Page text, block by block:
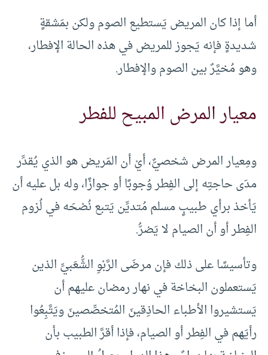
أما إذا كان المريض يَستطيع الصوم ولكن بمَشقةٍ
شديدةٍ فإنه يَجوز للمريض في هذه الحالة الإفطار،
وهو مُخيَّرٌ بين الصوم والإفطار.
معيار المرض المبيح للفطر
ومِعيار المرض شخصيٌّ، أيْ أن المَريض هو الذي يُقدِّر
مدَى حاجتِه إلى الفِطر وُجوبًا أو جوازًا، وله بل عليه أن
يَأخذ برأي طبيبٍ مسلم مُتديِّن يَتبع نُصْحَه في لُزوم
الفِطر أو أن الصيام لا يَضرُّ.
وتأسيسًا على ذلك فإن مرضَى الرَّبْوِ الشُّعَبيِّ الذين
يَستعملون البخاخة في نهار رمضان عليهم أن
يَستشيروا الأطباء الحاذِقينَ المُتخصِّصينَ ويَتَّبِعُوا
رأيَهم في الفِطر أو الصيام، فإذا أقرَّ الطبيب بأن